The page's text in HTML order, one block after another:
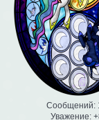
Сообщений:
Уважение: